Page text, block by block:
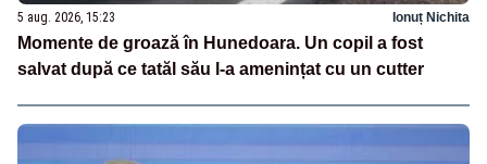
5 aug. 2026, 15:23 Ionuț Nichita
Momente de groază în Hunedoara. Un copil a fost
salvat după ce tatăl său l-a amenințat cu un cutter